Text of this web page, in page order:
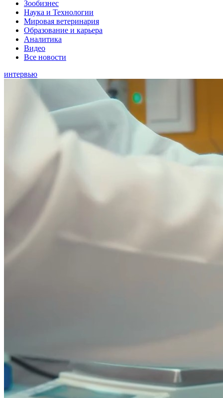
Зообизнес
Наука и Технологии
Мировая ветеринария
Образование и карьера
Аналитика
Видео
Все новости
интервью